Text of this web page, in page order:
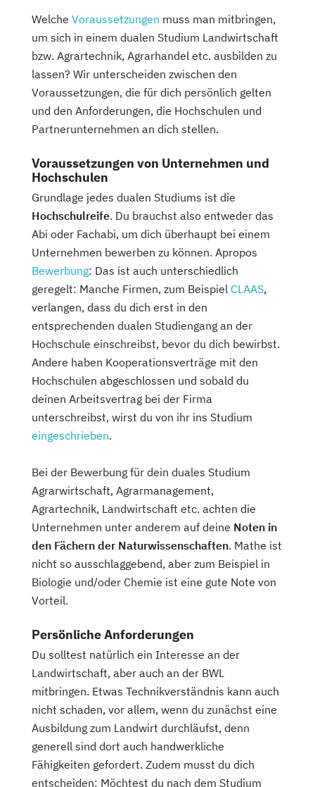
Welche Voraussetzungen muss man mitbringen,
um sich in einem dualen Studium Landwirtschaft
bzw. Agrartechnik, Agrarhandel etc. ausbilden zu
lassen? Wir unterscheiden zwischen den
Voraussetzungen, die für dich persönlich gelten
und den Anforderungen, die Hochschulen und
Partnerunternehmen an dich stellen.
Voraussetzungen von Unternehmen und
Hochschulen
Grundlage jedes dualen Studiums ist die
Hochschulreife. Du brauchst also entweder das
Abi oder Fachabi, um dich überhaupt bei einem
Unternehmen bewerben zu können. Apropos
Bewerbung: Das ist auch unterschiedlich
geregelt: Manche Firmen, zum Beispiel CLAAS,
verlangen, dass du dich erst in den
entsprechenden dualen Studiengang an der
Hochschule einschreibst, bevor du dich bewirbst.
Andere haben Kooperationsverträge mit den
Hochschulen abgeschlossen und sobald du
deinen Arbeitsvertrag bei der Firma
unterschreibst, wirst du von ihr ins Studium
eingeschrieben.
Bei der Bewerbung für dein duales Studium
Agrarwirtschaft, Agrarmanagement,
Agrartechnik, Landwirtschaft etc. achten die
Unternehmen unter anderem auf deine Noten in
den Fächern der Naturwissenschaften. Mathe ist
nicht so ausschlaggebend, aber zum Beispiel in
Biologie und/oder Chemie ist eine gute Note von
Vorteil.
Persönliche Anforderungen
Du solltest natürlich ein Interesse an der
Landwirtschaft, aber auch an der BWL
mitbringen. Etwas Technikverständnis kann auch
nicht schaden, vor allem, wenn du zunächst eine
Ausbildung zum Landwirt durchläufst, denn
generell sind dort auch handwerkliche
Fähigkeiten gefordert. Zudem musst du dich
entscheiden: Möchtest du nach dem Studium